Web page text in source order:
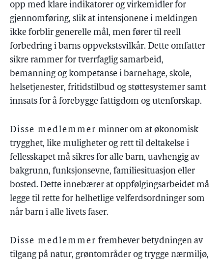
opp med klare indikatorer og virkemidler for
gjennomføring, slik at intensjonene i meldingen
ikke forblir generelle mål, men fører til reell
forbedring i barns oppvekstsvilkår. Dette omfatter
sikre rammer for tverrfaglig samarbeid,
bemanning og kompetanse i barnehage, skole,
helsetjenester, fritidstilbud og støttesystemer samt
innsats for å forebygge fattigdom og utenforskap.
Disse medlemmer minner om at økonomisk
trygghet, like muligheter og rett til deltakelse i
fellesskapet må sikres for alle barn, uavhengig av
bakgrunn, funksjonsevne, familiesituasjon eller
bosted. Dette innebærer at oppfølgingsarbeidet må
legge til rette for helhetlige velferdsordninger som
når barn i alle livets faser.
Disse medlemmer fremhever betydningen av
tilgang på natur, grøntområder og trygge nærmiljø,